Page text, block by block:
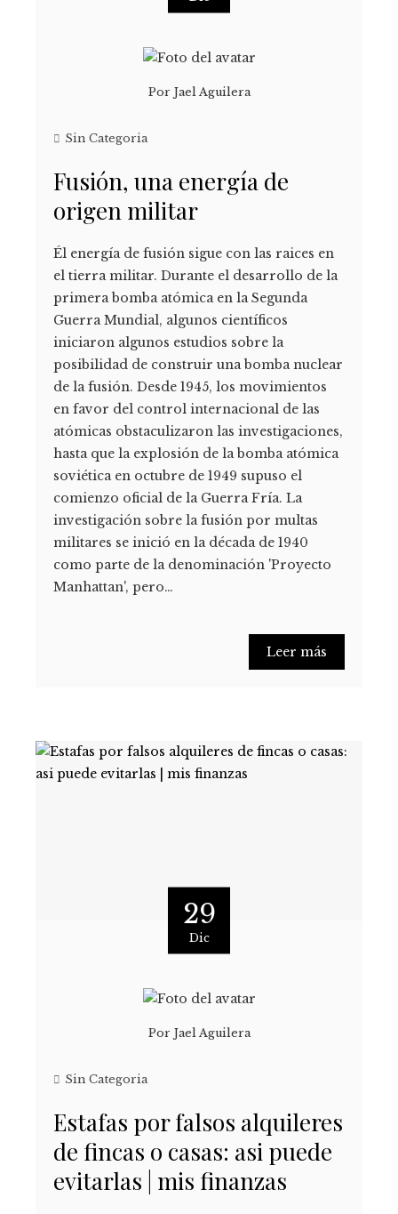
Por Jael Aguilera
Sin Categoria
Fusión, una energía de
origen militar
Él energía de fusión sigue con las raices en
el tierra militar. Durante el desarrollo de la
primera bomba atómica en la Segunda
Guerra Mundial, algunos científicos
iniciaron algunos estudios sobre la
posibilidad de construir una bomba nuclear
de la fusión. Desde 1945, los movimientos
en favor del control internacional de las
atómicas obstaculizaron las investigaciones,
hasta que la explosión de la bomba atómica
soviética en octubre de 1949 supuso el
comienzo oficial de la Guerra Fría. La
investigación sobre la fusión por multas
militares se inició en la década de 1940
como parte de la denominación 'Proyecto
Manhattan', pero…
Leer más
29
Dic
Por Jael Aguilera
Sin Categoria
Estafas por falsos alquileres
de fincas o casas: asi puede
evitarlas | mis finanzas